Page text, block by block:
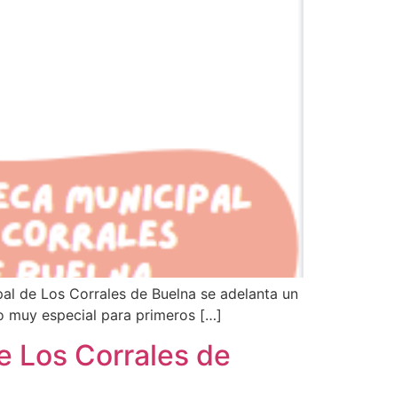
de Los Corrales de Buelna se adelanta un
muy especial para primeros […]
Los Corrales de